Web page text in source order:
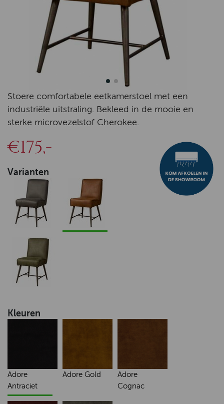
Stoere comfortabele eetkamerstoel met een
industriële uitstraling. Bekleed in de mooie en
sterke microvezelstof Cherokee.
€175,-
Varianten
Kleuren
Adore
Antraciet
Adore Gold
Adore
Cognac